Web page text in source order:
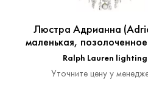
Люстра Адрианна
маленькая,
Ralph Lauren lighting
Уточните цену у